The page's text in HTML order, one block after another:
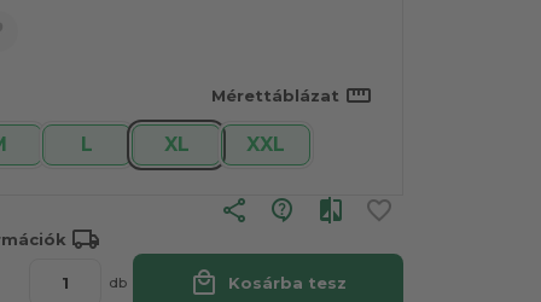
Mérettáblázat straighten
L XL XXL
share
local_shipping
db local_mall Kosárba tesz